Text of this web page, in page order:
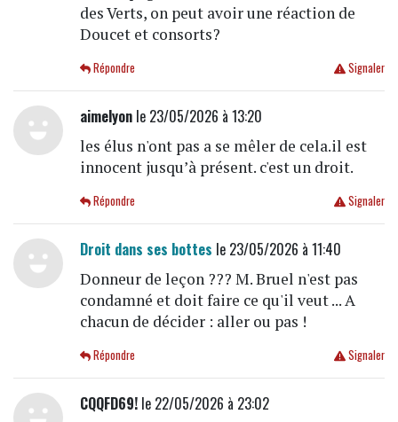
des Verts, on peut avoir une réaction de
Doucet et consorts?
Signaler
Répondre
aimelyonle 23/05/2026 à 13:20
les élus n'ont pas a se mêler de cela.il est
innocent jusqu’à présent. c'est un droit.
Signaler
Répondre
Droit dans ses bottes le 23/05/2026 à 11:40
Donneur de leçon ??? M. Bruel n'est pas
condamné et doit faire ce qu'il veut ... A
chacun de décider : aller ou pas !
Signaler
Répondre
CQQFD69!le 22/05/2026 à 23:02